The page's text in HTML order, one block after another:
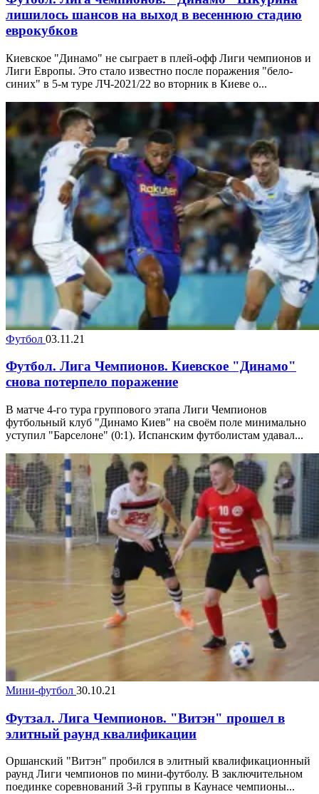
лишилось шансов на выход в весеннюю стадию
еврокубков
Киевское "Динамо" не сыграет в плей-офф Лиги чемпионов и
Лиги Европы. Это стало известно после поражения "бело-
синих" в 5-м туре ЛЧ-2021/22 во вторник в Киеве о...
Футбол 03.11.21
Футбол. Лига Чемпионов. Киевское "Динамо"
снова потерпело поражение
В матче 4-го тура группового этапа Лиги Чемпионов
футбольный клуб "Динамо Киев" на своём поле минимально
уступил "Барселоне" (0:1). Испанским футболистам удавал...
Мини-футбол 30.10.21
Футзал. Лига Чемпионов. "Витэн" прошел в
элитный раунд квалификации
Оршанский "Витэн" пробился в элитный квалификационный
раунд Лиги чемпионов по мини-футболу. В заключительном
поединке соревнований 3-й группы в Каунасе чемпионы...